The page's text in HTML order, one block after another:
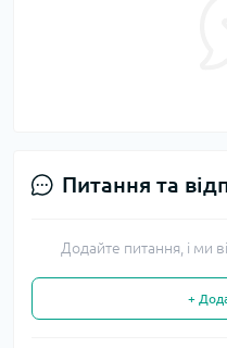
Питання та
Додайте питання, і ми
+